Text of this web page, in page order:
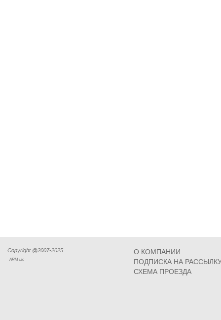
Copyright @2007-2025
ARM Llc
О КОМПАНИИ
ПОДПИСКА НА
СХЕМА ПРОЕЗДА